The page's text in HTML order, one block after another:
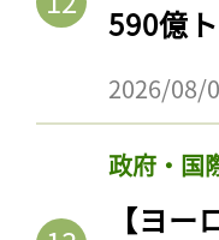
590億
2026/08/
政府・国
【ヨ